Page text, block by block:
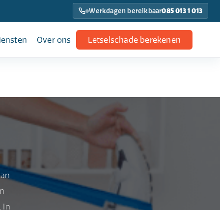
Werkdagen bereikbaar085 013 1 013
Over ons Letselschade berekenen
In